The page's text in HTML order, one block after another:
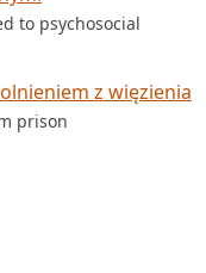
to psychosocial
z więzienia
prison